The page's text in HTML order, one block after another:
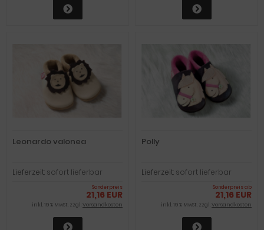
Leonardo valonea
Lieferzeit: sofort lieferbar
Sonderpreis
21,16 EUR
inkl. 19 % MwSt. zzgl.Versandkosten
Polly
Lieferzeit: sofort lieferbar
Sonderpreis ab
21,16 EUR
inkl. 19 % MwSt. zzgl.Versandkosten